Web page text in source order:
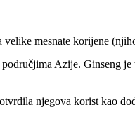
mesnate korijene
Azije. Ginseng
njegova korist kao